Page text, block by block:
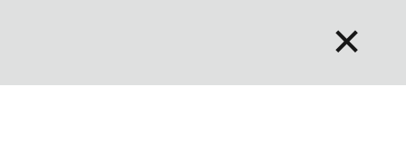
Português
✕